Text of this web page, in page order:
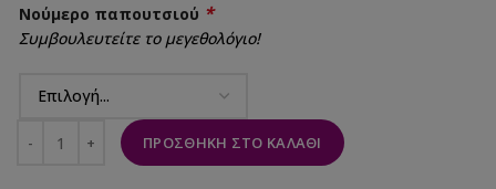
Νούμερο παπουτσιού *
Συμβουλευτείτε το μεγεθολόγιο!
ΠΡΟΣΘΉΚΗ ΣΤΟ ΚΑΛΆΘΙ